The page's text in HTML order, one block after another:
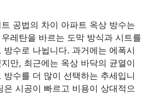
공법의 차이 아파트 옥상 방수는
레탄을 바르는 도막 방식과 시트를
방수로 나뉩니다. 과거에는 에폭시
만, 최근에는 옥상 바닥의 균열이
방수를 더 많이 선택하는 추세입니
은 시공이 빠르고 비용이 상대적으